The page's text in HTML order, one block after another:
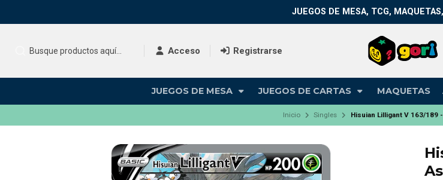
Acceso Registrarse
JUEGOS DE MESA JUEGOS DE CARTAS MAQUETAS
JUEGOS DE MESA, TCG,
Inicio Singles Hisuian Lilligant V 163/189